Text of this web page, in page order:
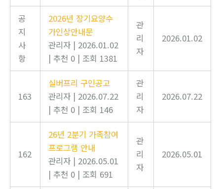
공
지
사
항
2026년 장기요양수
가인상안내문
관리자 | 2026.01.02
| 추천 0 | 조회 1381
관
리
자
2026.01.02
163
실버프리 구인공고
관리자 | 2026.07.22
| 추천 0 | 조회 146
관
리
자
2026.07.22
162
26년 2분기 가족참여
프로그램 안내
관리자 | 2026.05.01
| 추천 0 | 조회 691
관
리
자
2026.05.01